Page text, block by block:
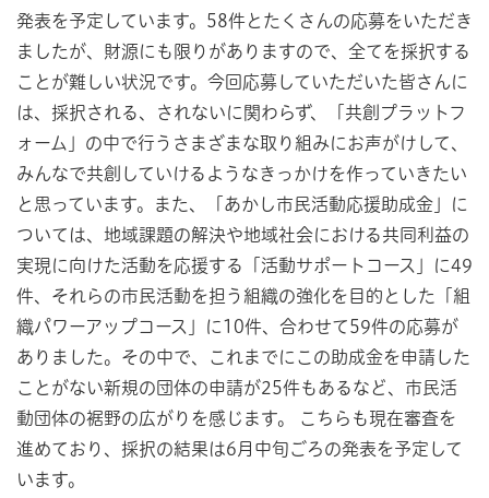
発表を予定しています。58件とたくさんの応募をいただき
ましたが、財源にも限りがありますので、全てを採択する
ことが難しい状況です。今回応募していただいた皆さんに
は、採択される、されないに関わらず、「共創プラットフ
ォーム」の中で行うさまざまな取り組みにお声がけして、
みんなで共創していけるようなきっかけを作っていきたい
と思っています。また、「あかし市民活動応援助成金」に
ついては、地域課題の解決や地域社会における共同利益の
実現に向けた活動を応援する「活動サポートコース」に49
件、それらの市民活動を担う組織の強化を目的とした「組
織パワーアップコース」に10件、合わせて59件の応募が
ありました。その中で、これまでにこの助成金を申請した
ことがない新規の団体の申請が25件もあるなど、市民活
動団体の裾野の広がりを感じます。 こちらも現在審査を
進めており、採択の結果は6月中旬ごろの発表を予定して
います。